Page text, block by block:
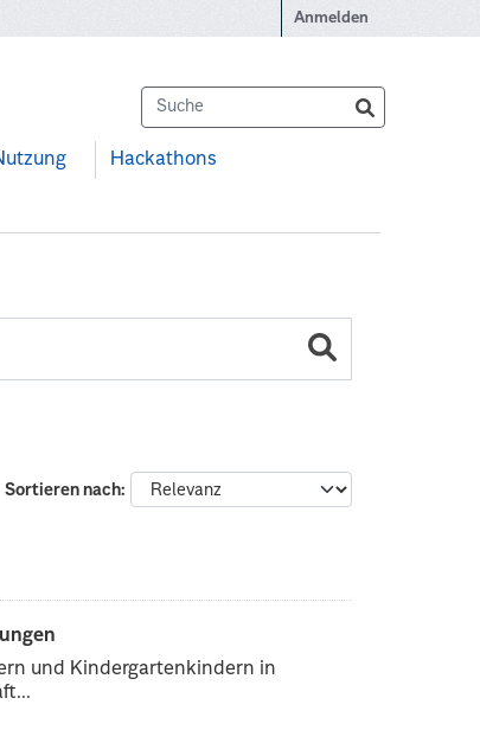
Anmelden
Hackathons
Sortieren nach
und Kindergartenkindern in